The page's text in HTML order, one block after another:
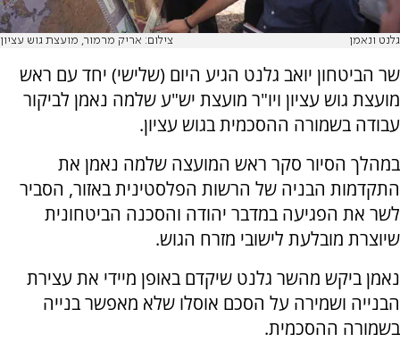
גלנט ונאמן צילום: אריק מרמור, מועצת גוש עציון
שר הביטחון יואב גלנט הגיע היום (שלישי) יחד עם ראש
מועצת גוש עציון ויו"ר מועצת יש"ע שלמה נאמן לביקור
עבודה בשמורה ההסכמית בגוש עציון.
במהלך הסיור סקר ראש המועצה שלמה נאמן את
התקדמות הבניה של הרשות הפלסטינית באזור, הסביר
לשר את הפגיעה במדבר יהודה והסכנה הביטחונית
שיוצרת מובלעת לישובי מזרח הגוש.
נאמן ביקש מהשר גלנט שיקדם באופן מיידי את עצירת
הבנייה ושמירה על הסכם אוסלו שלא מאפשר בנייה
בשמורה ההסכמית.